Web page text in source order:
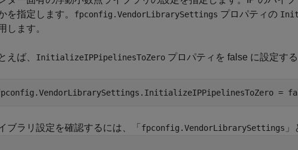
を指定します。 fpconfig.VendorLibrarySettings プロパティの
します。
えば、 InitializeIPPipelinesToZero プロパティを false に設定す
ブラリ設定を確認するには、「 fpconfig.VendorLibrarySettings